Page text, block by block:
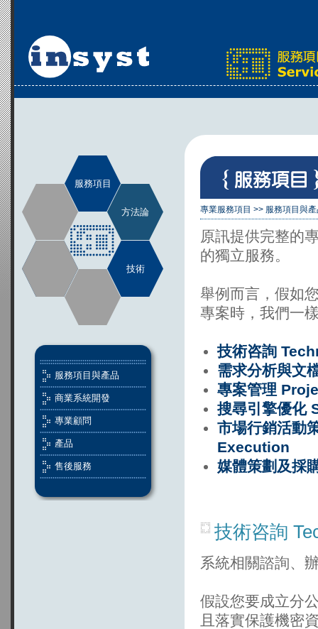
服務項目
方法論
技術
服務項目與產品
商業系統開發
專業顧問
產品
售後服務
專業服務項目 >> 服務項目與
原訊提供完整的
的獨立服務。
舉例而言，假如
專案時，我們一
技術咨詢
需求分析與
專案管理
搜尋引擎優化
市場行銷活動
Execution
媒體策劃及採
技術咨詢
系統相關諮詢、
假設您要成立分
且落實保護機密